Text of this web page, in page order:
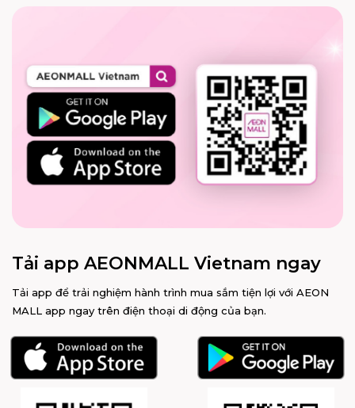
Tải app AEONMALL Vietnam ngay
Tải app để trải nghiệm hành trình mua sắm tiện lợi với AEON
MALL app ngay trên điện thoại di động của bạn.